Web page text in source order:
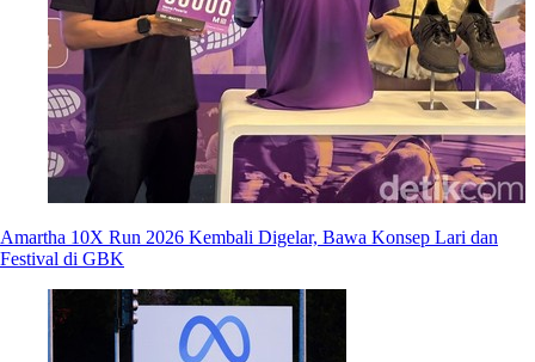
Amartha 10X Run 2026 Kembali Digelar, Bawa Konsep Lari dan
Festival di GBK